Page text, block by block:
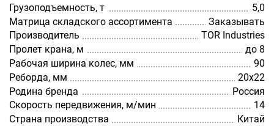
Грузоподъемность, т
5,0
Матрица складского ассортимента
Заказывать
Производитель
TOR Industries
Пролет крана, м
до 8
Рабочая ширина колес, мм
90
Реборда, мм
20х22
Родина бренда
Россия
Скорость передвижения, м/мин
14
Страна производства
Китай